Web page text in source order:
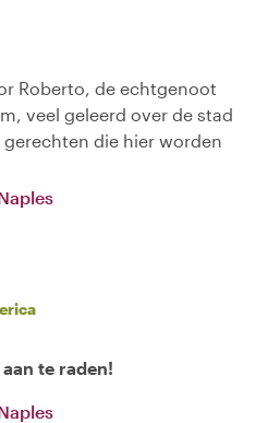
Roberto, de echtgenoot
veel geleerd over de stad
die hier worden
te raden!